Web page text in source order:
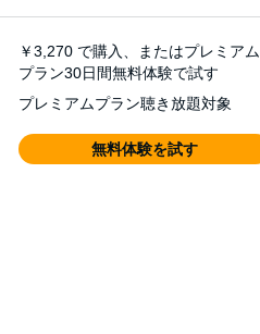
￥3,270 で購入、またはプレミアム
プラン30日間無料体験で試す
プレミアムプラン聴き放題対象
無料体験を試す